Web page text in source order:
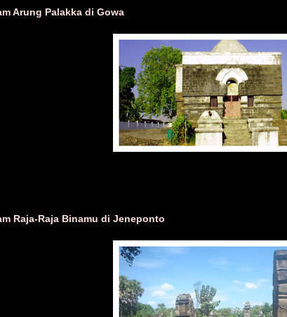
Arung Palakka di Gowa
Raja-Raja Binamu di Jeneponto